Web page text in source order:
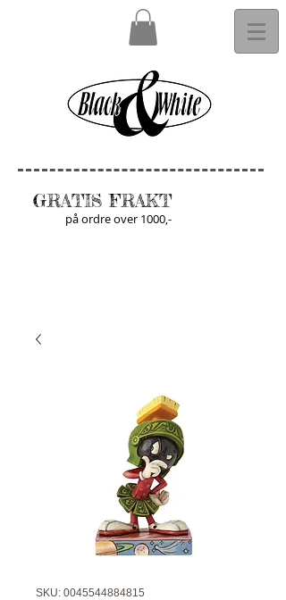
GRATIS FRAKT
på ordre over 1000,-
SKU: 0045544884815